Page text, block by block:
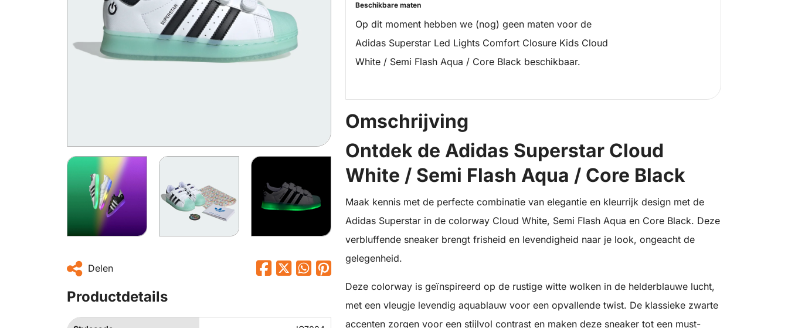
Delen
Productdetails
Beschikbare maten
Op dit moment hebben we (nog) geen maten voor de
Adidas Superstar Led Lights Comfort Closure Kids Cloud
White / Semi Flash Aqua / Core Black beschikbaar.
Omschrijving
Ontdek de Adidas Superstar Cloud
White / Semi Flash Aqua / Core Black
Maak kennis met de perfecte combinatie van elegantie en kleurrijk design met de
Adidas Superstar in de colorway Cloud White, Semi Flash Aqua en Core Black. Deze
verbluffende sneaker brengt frisheid en levendigheid naar je look, ongeacht de
gelegenheid.
Deze colorway is geïnspireerd op de rustige witte wolken in de helderblauwe lucht,
met een vleugje levendig aquablauw voor een opvallende twist. De klassieke zwarte
accenten zorgen voor een stijlvol contrast en maken deze sneaker tot een must-